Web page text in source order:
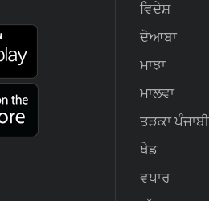
ਵਿਦੇਸ਼
ਦੋਆਬਾ
ਮਾਝਾ
ਮਾਲਵਾ
ਤੜਕਾ ਪੰਜਾਬੀ
ਖੇਡ
ਵਪਾਰ